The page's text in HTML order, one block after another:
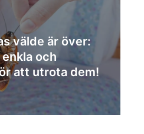
välde är över:
och
att utrota dem!